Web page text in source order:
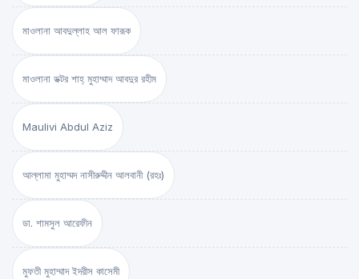
মাওলানা আবদুল্লাহ আল ফারূক
মাওলানা ডক্টর শাহ্‌ মুহাম্মাদ আবদুর রহীম
Maulivi Abdul Aziz
আল্লামা মুহাম্মদ নাসীরুদ্দীন আলবানী (রহঃ)
ডা. শামসুল আরেফীন
মুফতী মুহাম্মাদ ইদরীস কাসেমী